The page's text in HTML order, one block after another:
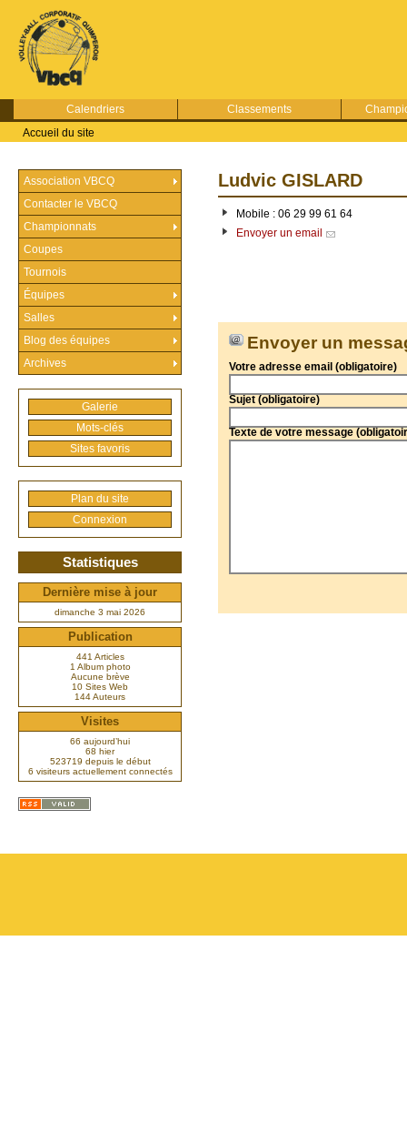
Calendriers Classements
Accueil du site
Ludvic GISLARD
Mobile : 06 29 99 61 64
Envoyer un email
Envoyer un
Votre adresse email (obligatoire)
Sujet (obligatoire)
Texte de votre message
Association VBCQ
Contacter le VBCQ
Championnats
Coupes
Tournois
Équipes
Salles
Blog des équipes
Archives
Galerie
Mots-clés
Sites favoris
Plan du site
Connexion
Statistiques
Dernière mise à jour
dimanche 3 mai 2026
Publication
441 Articles
1 Album photo
Aucune brève
10 Sites Web
144 Auteurs
Visites
66 aujourd’hui
68 hier
523719 depuis le début
6 visiteurs actuellement connectés